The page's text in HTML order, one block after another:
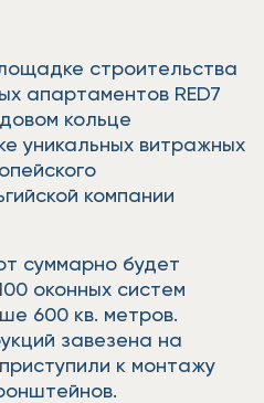
строительства
апартаментов RED7
кольце
уникальных витражных
компании
суммарно будет
оконных систем
600 кв. метров.
завезена на
к монтажу